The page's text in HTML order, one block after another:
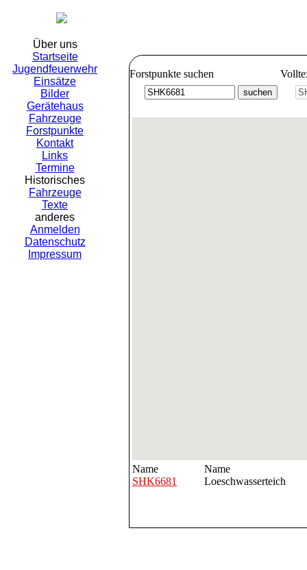
Über uns
Startseite
Jugendfeuerwehr
Einsätze
Bilder
Gerätehaus
Fahrzeuge
Forstpunkte
Kontakt
Links
Termine
Historisches
Fahrzeuge
Texte
anderes
Anmelden
Datenschutz
Impressum
Forstpunkte suchen
Name
Name
SHK6681
Loeschwasserteich